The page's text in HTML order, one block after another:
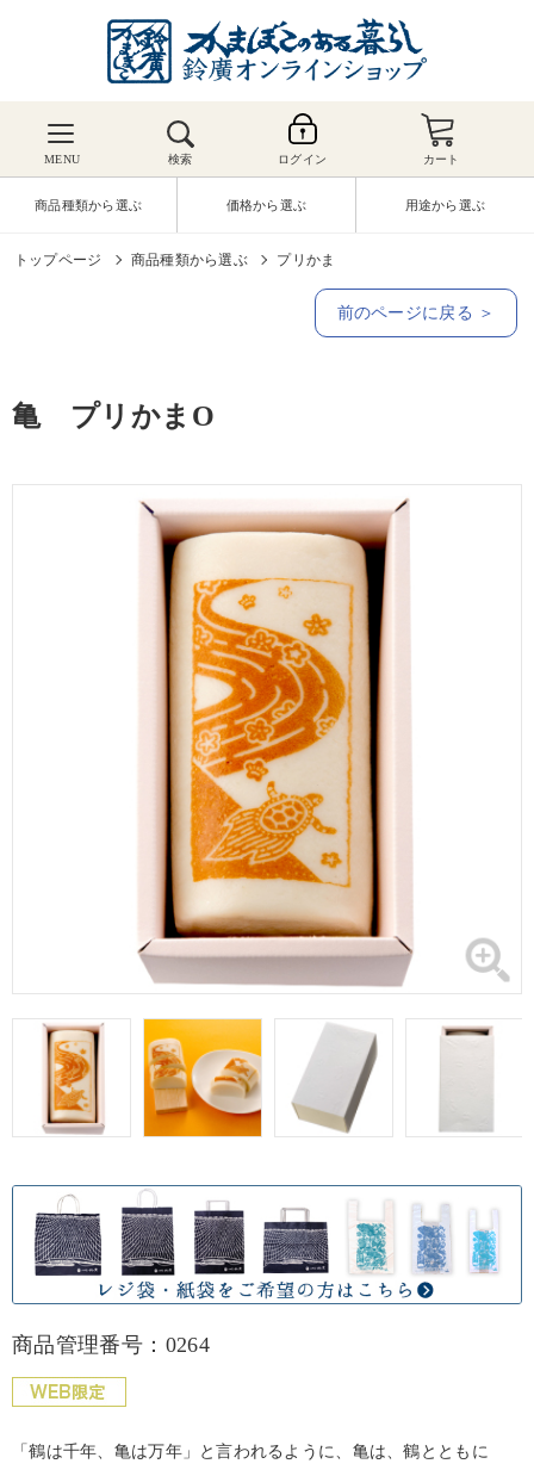
MENU 検索 ログイン カート
商品種類から選ぶ 価格から選ぶ 用途から選ぶ
トップページ 商品種類から選ぶ プリかま
前のページに戻る ＞
亀 プリかまO
商品管理番号：0264
「鶴は千年、亀は万年」と言われるように、亀は、鶴とともに